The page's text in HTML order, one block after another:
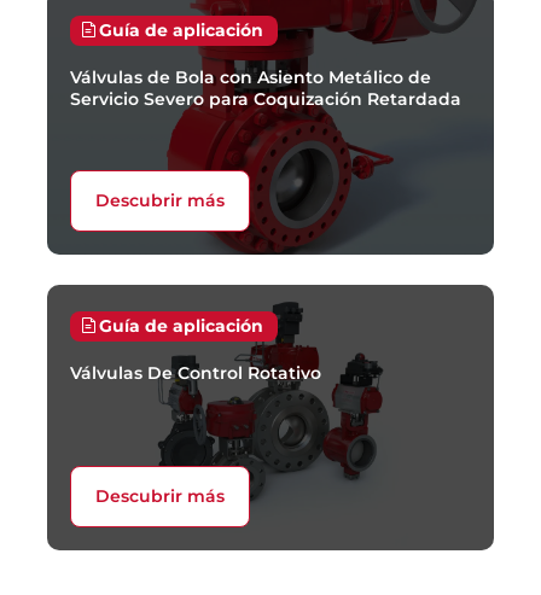
Guía de aplicación
Válvulas de Bola con Asiento Metálico de
Servicio Severo para Coquización Retardada
Descubrir más
Guía de aplicación
Válvulas De Control Rotativo
Descubrir más